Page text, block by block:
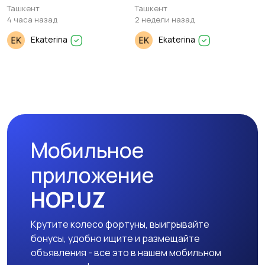
Дуплекс 3/9-10/10. 96м²
Ташкент
4 часа назад
Ekaterina
Ташкент
2 недели назад
Ekaterina
Мобильное
приложение
HOP.UZ
Крутите колесо фортуны, выигрывайте
бонусы, удобно ищите и размещайте
объявления - все это в нашем мобильном